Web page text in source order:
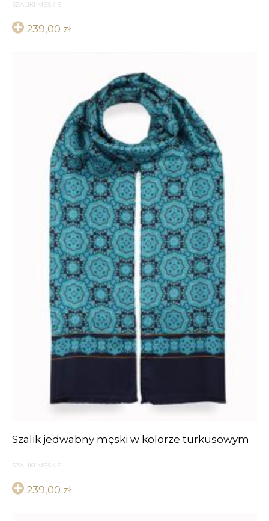
SZALIKI MĘSKIE
239,00 zł
Szalik jedwabny męski w kolorze turkusowym
SZALIKI MĘSKIE
239,00 zł